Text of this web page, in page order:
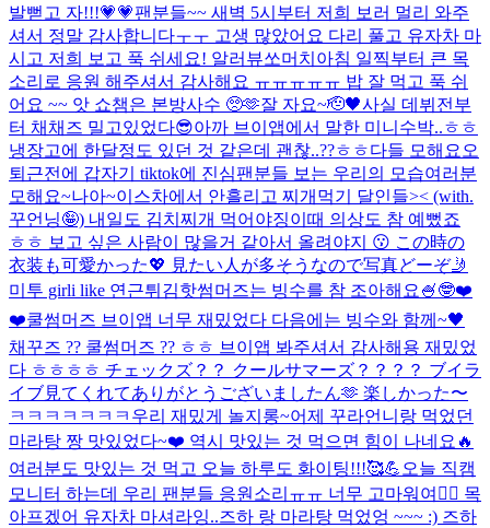
발뻗고 자!!!💗💗팬분들~~ 새벽 5시부터 저희 보러 멀리 와주
셔서 정말 감사합니다ㅜㅜ 고생 많았어요 다리 풀고 유자차 마
시고 저희 보고 푹 쉬세요! 알러뷰쏘머치 아침 일찍부터 큰 목
소리로 응원 해주셔서 감사해요 ㅠㅠㅠㅠㅠ 밥 잘 먹고 푹 쉬
어요 ~~ 앗 쇼챔은 본방사수 🥺🫶잘 자요~🫡🖤사실 데뷔전부
터 채채즈 밀고있었다😎아까 브이앱에서 말한 미니수박..ㅎㅎ
냉장고에 한달정도 있던 것 같은데 괜찮..??ㅎㅎ다들 모해요오
퇴근전에 갑자기 tiktok에 진심팬분들 보는 우리의 모습여러분
모해요~나아~이스차에서 안흘리고 찌개먹기 달인들>< (with.
꾸언닝🤪) 내일도 김치찌개 먹어야징이때 의상도 참 예뻤죠
ㅎㅎ 보고 싶은 사람이 많을거 같아서 올려야지 😗 この時の
衣装も可愛かった💖 見たい人が多そうなので写真どーぞ🤳
미투 girli like 연근튀김핫썸머즈는 빙수를 참 조아해요🍧🤓❤️
❤️쿨썸머즈 브이앱 너무 재밌었다 다음에는 빙수와 함께~🖤
채꾸즈 ?? 쿨썸머즈 ?? ㅎㅎ 브이앱 봐주셔서 감사해용 재밌었
다 ㅎㅎㅎㅎ チェックズ？？ クールサマーズ？？？？ ブイラ
イブ見てくれてありがとうございましたん🫶 楽しかった〜
ㅋㅋㅋㅋㅋㅋㅋ우리 재밌게 놀지롱~어제 꾸라언니랑 먹었던
마라탕 짱 맛있었다~❤️ 역시 맛있는 것 먹으면 힘이 나네요🔥
여러분도 맛있는 것 먹고 오늘 하루도 화이팅!!!🥰💪 오늘 직캠
모니터 하는데 우리 팬분들 응원소리ㅠㅠ 너무 고마워여❤️‍🔥 목
아프겠어 유자차 마셔라잉..즈하 랑 마라탕 먹었엉 ~~~ :) 즈하